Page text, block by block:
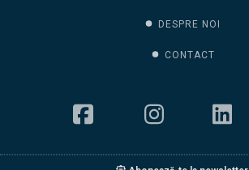
DESPRE NOI
CONTACT